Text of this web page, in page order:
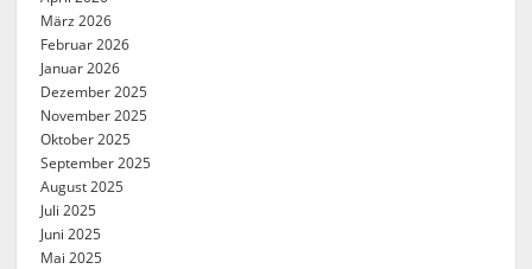
März 2026
Februar 2026
Januar 2026
Dezember 2025
November 2025
Oktober 2025
September 2025
August 2025
Juli 2025
Juni 2025
Mai 2025